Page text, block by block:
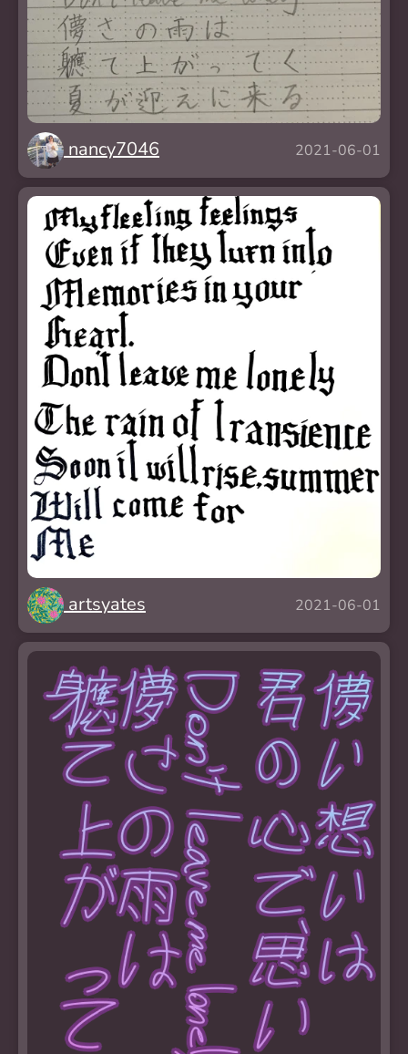
nancy7046 2021-06-01
artsyates 2021-06-01